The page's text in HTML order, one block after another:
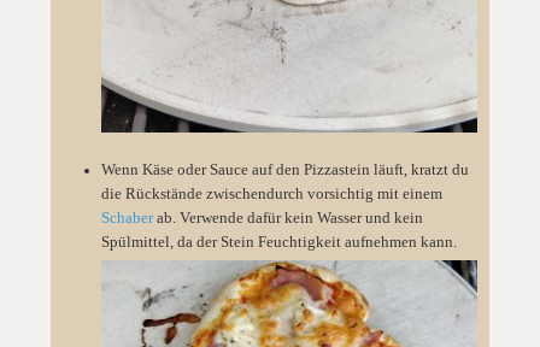
Wenn Käse oder Sauce auf den Pizzastein läuft, kratzt du
die Rückstände zwischendurch vorsichtig mit einem
Schaberab. Verwende dafür kein Wasser und kein
Spülmittel, da der Stein Feuchtigkeit aufnehmen kann.